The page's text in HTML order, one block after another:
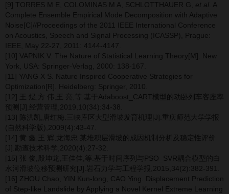
[9] TORRES M E, COLOMINAS M A, SCHLOTTHAUER G, et al . A
Complete Ensemble Empirical Mode Decomposition with Adaptive
Noise[C]//Proceedings of the 2011 IEEE International Conference
on Acoustics, Speech and Signal Processing (ICASSP), Prague:
IEEE, May 22-27, 2011: 4144-4147.
[10] VAPNIK V. The Nature of Statistical Learning Theory[M]. New
York, USA: Springer-Verlag, 2000: 138-167.
[11] YANG X S. Nature Inspired Cooperative Strategies for
Optimization[R]. Heidelberg: Springer, 2010.
[12] 王 煜,方 伟,王 亮,等.基于Adaboost_CART模型的动卧列车客座率
预测[J].经营管理,2019,10(34):34-38.
[13] 陈洪凯,唐红梅.三峡库区大型滑坡发育机理[J].重庆师范大学学报
(自然科学版),2009(4):43-47.
[14] 黄 鑫,王 辉,龙海忠.某堆积层滑坡的成因机制分析及稳定性评价
[J].勘查技术科学,2020(4):27-32.
[15] 张 俊,殷坤龙,王佳佳,等.基于时间序列与PSO_SVR耦合模型的白
水河滑坡位移预测研究[J].岩石力学与工程学报,2015,34(2):382-391.
[16] ZHOU Chao, YIN Kun-long, CAO Ying. Displacement Prediction
of Step-like Landslide by Applying a Novel Kernel Extreme Learning